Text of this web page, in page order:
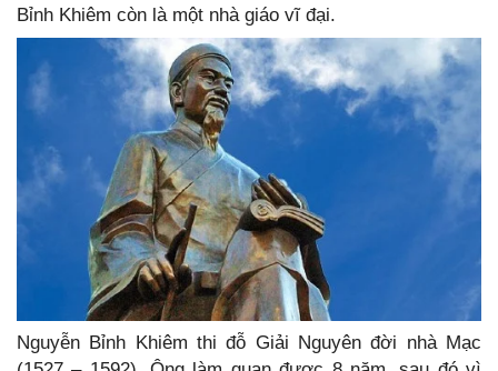
Bỉnh Khiêm còn là một nhà giáo vĩ đại.
Nguyễn Bỉnh Khiêm thi đỗ Giải Nguyên đời nhà Mạc